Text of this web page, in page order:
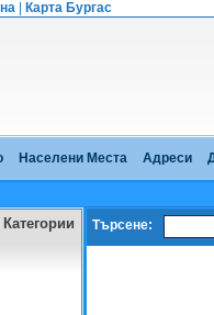
Карта Бургас
Населени Места Адреси
Категории Търсене: